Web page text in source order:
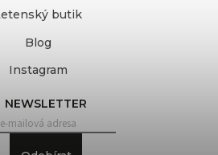
butik
Blog
Instagram
NEWSLETTER